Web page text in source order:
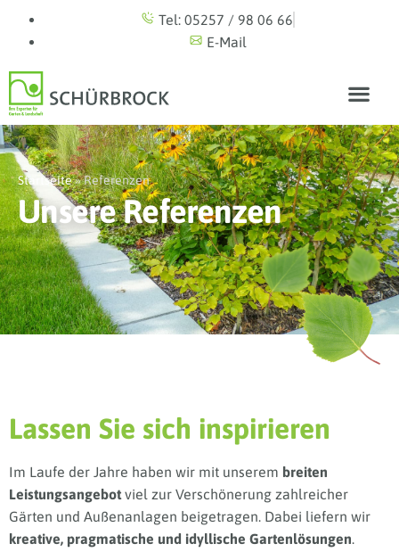
Tel: 05257 / 98 06 66
E-Mail
Startseite»Referenzen
Unsere Referenzen
Lassen Sie sich inspirieren
Im Laufe der Jahre haben wir mit unserem breiten
Leistungsangebotviel zur Verschönerung zahlreicher
Gärten und Außenanlagen beigetragen. Dabei liefern wir
kreative, pragmatische und idyllische Gartenlösungen.